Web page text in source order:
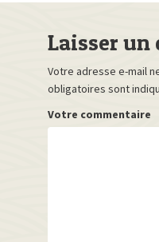
Laisser un
Votre adresse e-mail
obligatoires sont
Votre commentaire